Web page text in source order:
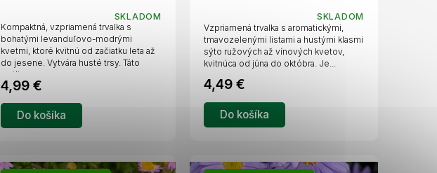
A
SKLADOM
4,99 €
Do košíka
Kompaktná, vzpriamená trvalka s
bohatými levanduľovo-modrými
kvetmi, ktoré kvitnú od začiatku leta až
do jesene. Vytvára husté trsy. Táto
rastlina...
A
R
SKLADOM
4,49 €
Do košíka
Vzpriamená trvalka s aromatickými,
tmavozelenými listami a hustými klasmi
sýto ružových až vínových kvetov,
kvitnúca od júna do októbra. Je...